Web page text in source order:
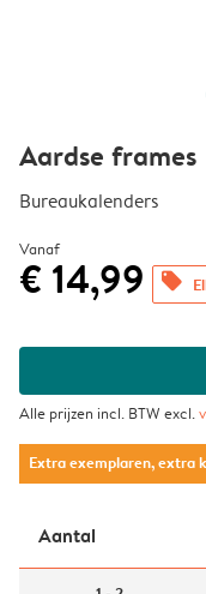
Aardse frames
Bureaukalenders
Vanaf
€ 14,99 offers
Alle prijzen incl. BTW excl.
Extra exemplaren, extra
Aantal